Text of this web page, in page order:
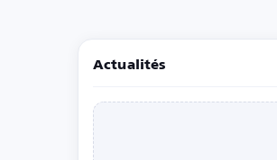
Actualités